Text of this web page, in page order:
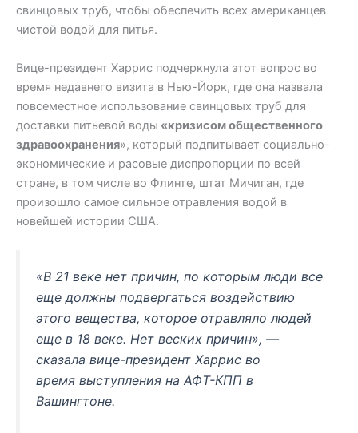
свинцовых труб, чтобы обеспечить всех американцев
чистой водой для питья.
Вице-президент Харрис подчеркнула этот вопрос во
время недавнего визита в Нью-Йорк, где она назвала
повсеместное использование свинцовых труб для
доставки питьевой воды «кризисом общественного
здравоохранения», который подпитывает социально-
экономические и расовые диспропорции по всей
стране, в том числе во Флинте, штат Мичиган, где
произошло самое сильное отравления водой в
новейшей истории США.
«В 21 веке нет причин, по которым люди все
еще должны подвергаться воздействию
этого вещества, которое отравляло людей
еще в 18 веке. Нет веских причин», —
сказала вице-президент Харрис во
время выступления на АФТ-КПП в
Вашингтоне.